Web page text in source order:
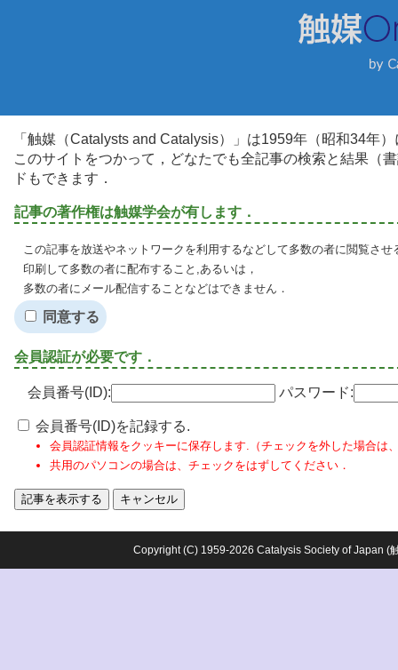
「触媒（Catalysts and Catalysis）」は1959年（昭和34年
このサイトをつかって，どなたでも全記事の検索と結果（
ドもできます．
記事の著作権は触媒学会が有します．
この記事を放送やネットワークを利用するなどして多数の者に閲覧させ
印刷して多数の者に配布すること,あるいは，
多数の者にメール配信することなどはできません．
同意する
会員認証が必要です．
会員番号(ID): パスワード:
会員番号(ID)を記録する.
会員認証情報をクッキーに保存します.（チェックを外した場合は
共用のパソコンの場合は、チェックをはずしてください．
Copyright (C) 1959-2026 Catalysis Society of Japan (